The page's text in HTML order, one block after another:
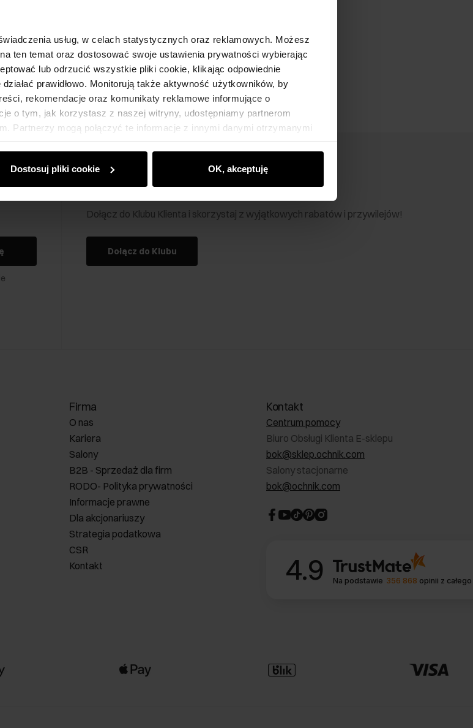
usług, w celach statystycznych oraz reklamowych. Możesz
ten temat oraz dostosować swoje ustawienia prywatności wybierając
lub odrzucić wszystkie pliki cookie, klikając odpowiednie
prawidłowo. Monitorują także aktywność użytkowników, by
rekomendacje oraz komunikaty reklamowe informujące o
o tym, jak korzystasz z naszej witryny, udostępniamy partnerom
Partnerzy mogą połączyć te informacje z innymi danymi otrzymanymi
ich usług.
Dostosuj pliki cookie OK, akceptuję
Klub Klienta Ochnik
Dołącz do Klubu Klienta i skorzystaj z wyjątkowych rabatów i przywilejów!
Dołącz do Klubu
Firma
O nas
Kariera
Salony
B2B - Sprzedaż dla firm
RODO- Polityka prywatności
Informacje prawne
Dla akcjonariuszy
Strategia podatkowa
CSR
Kontakt
Kontakt
Centrum pomocy
Biuro Obsługi Klienta E-sklepu
bok@sklep.ochnik.com
Salony stacjonarne
bok@ochnik.com
4.9 Na podstawie 356 868 opinii z